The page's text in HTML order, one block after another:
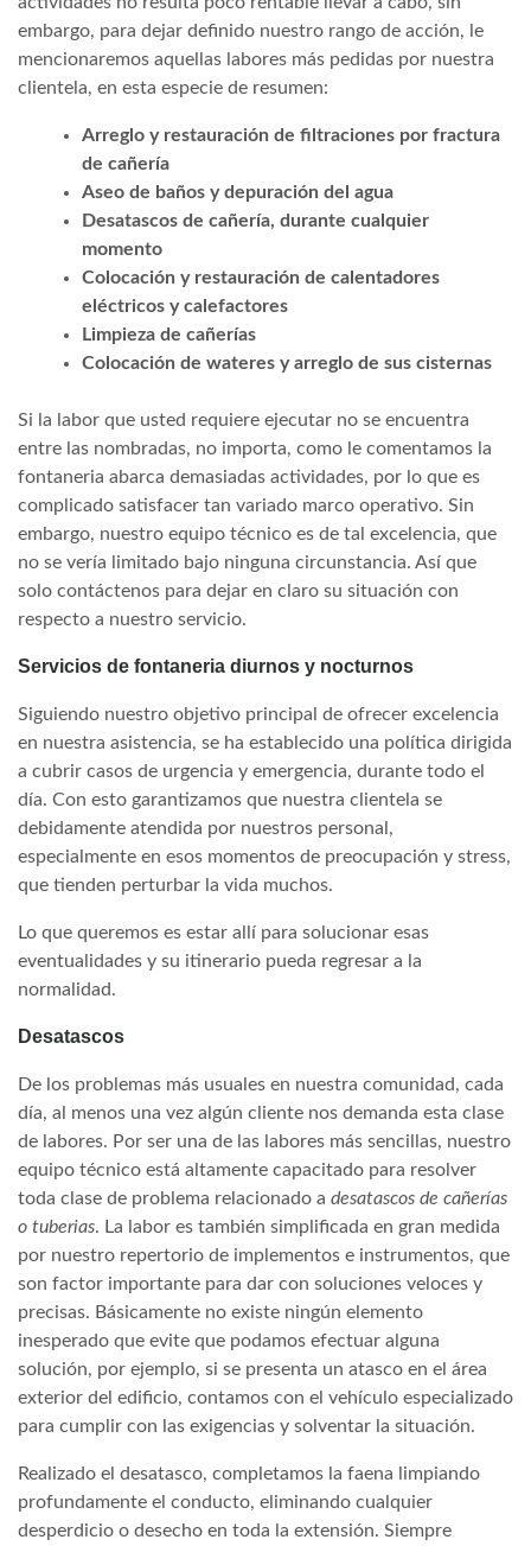
embargo, para dejar definido nuestro rango de acción, le
mencionaremos aquellas labores más pedidas por nuestra
clientela, en esta especie de resumen:
Arreglo y restauración de filtraciones por fractura
de cañería
Aseo de baños y depuración del agua
Desatascos de cañería, durante cualquier
momento
Colocación y restauración de calentadores
eléctricos y calefactores
Limpieza de cañerías
Colocación de wateres y arreglo de sus cisternas
Si la labor que usted requiere ejecutar no se encuentra
entre las nombradas, no importa, como le comentamos la
fontaneria abarca demasiadas actividades, por lo que es
complicado satisfacer tan variado marco operativo. Sin
embargo, nuestro equipo técnico es de tal excelencia, que
no se vería limitado bajo ninguna circunstancia. Así que
solo contáctenos para dejar en claro su situación con
respecto a nuestro servicio.
Servicios de fontaneria diurnos y nocturnos
Siguiendo nuestro objetivo principal de ofrecer excelencia
en nuestra asistencia, se ha establecido una política dirigida
a cubrir casos de urgencia y emergencia, durante todo el
día. Con esto garantizamos que nuestra clientela se
debidamente atendida por nuestros personal,
especialmente en esos momentos de preocupación y stress,
que tienden perturbar la vida muchos.
Lo que queremos es estar allí para solucionar esas
eventualidades y su itinerario pueda regresar a la
normalidad.
Desatascos
De los problemas más usuales en nuestra comunidad, cada
día, al menos una vez algún cliente nos demanda esta clase
de labores. Por ser una de las labores más sencillas, nuestro
equipo técnico está altamente capacitado para resolver
toda clase de problema relacionado a desatascos de cañerías
o tuberias. La labor es también simplificada en gran medida
por nuestro repertorio de implementos e instrumentos, que
son factor importante para dar con soluciones veloces y
precisas. Básicamente no existe ningún elemento
inesperado que evite que podamos efectuar alguna
solución, por ejemplo, si se presenta un atasco en el área
exterior del edificio, contamos con el vehículo especializado
para cumplir con las exigencias y solventar la situación.
Realizado el desatasco, completamos la faena limpiando
profundamente el conducto, eliminando cualquier
desperdicio o desecho en toda la extensión. Siempre